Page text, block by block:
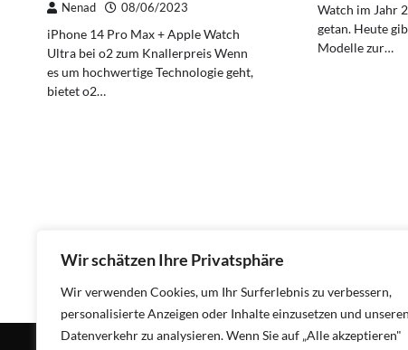
Wir schätzen Ihre Privatsphäre
Wir verwenden Cookies, um Ihr Surferlebnis zu verbessern,
personalisierte Anzeigen oder Inhalte einzusetzen und unseren
Datenverkehr zu analysieren. Wenn Sie auf „Alle akzeptieren"
Nenad 08/06/2023
iPhone 14 Pro Max + Apple Watch
Ultra bei o2 zum Knallerpreis Wenn
es um hochwertige Technologie geht,
bietet o2…
Watch im Jahr
getan. Heute
Modelle zur…